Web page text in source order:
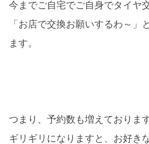
今までご自宅でご自身でタイヤ
「お店で交換お願いするわ～」
ます。
つまり、予約数も増えております
ギリギリになりますと、お好き